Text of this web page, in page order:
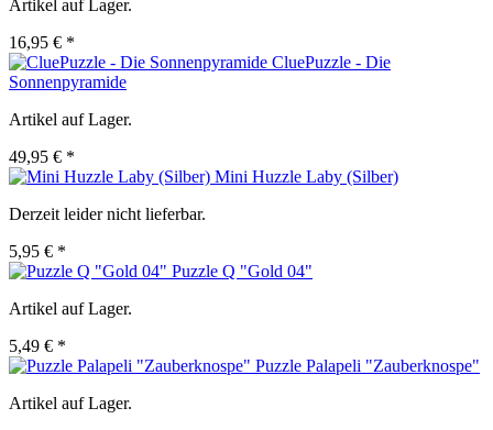
Artikel auf Lager.
16,95 € *
CluePuzzle - Die
Sonnenpyramide
Artikel auf Lager.
49,95 € *
Mini Huzzle Laby (Silber)
Derzeit leider nicht lieferbar.
5,95 € *
Puzzle Q "Gold 04"
Artikel auf Lager.
5,49 € *
Puzzle Palapeli "Zauberknospe"
Artikel auf Lager.